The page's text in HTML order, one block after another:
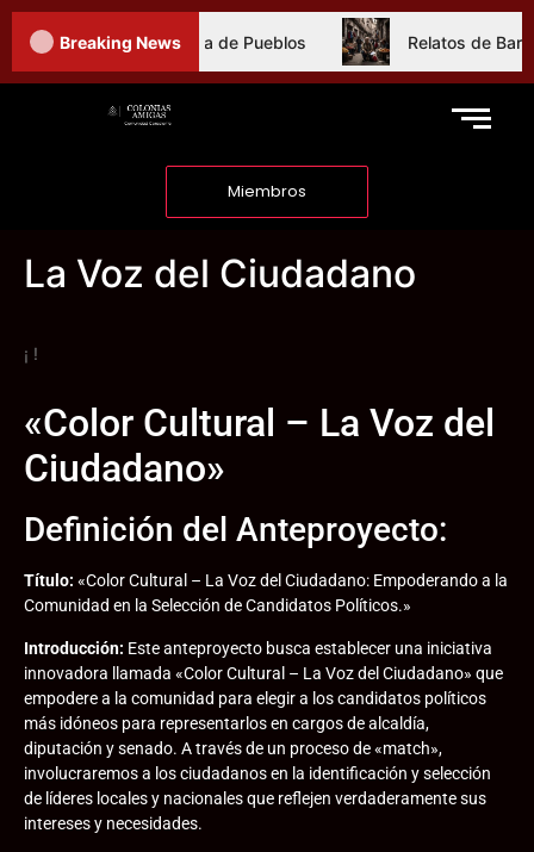
Breaking News
México, Espejo y Forja de Pueblos Relatos de Barrio:
Miembros
La Voz del Ciudadano
¡ !
«Color Cultural – La Voz del
Ciudadano»
Definición del Anteproyecto:
Título: «Color Cultural – La Voz del Ciudadano: Empoderando a la
Comunidad en la Selección de Candidatos Políticos.»
Introducción: Este anteproyecto busca establecer una iniciativa
innovadora llamada «Color Cultural – La Voz del Ciudadano» que
empodere a la comunidad para elegir a los candidatos políticos
más idóneos para representarlos en cargos de alcaldía,
diputación y senado. A través de un proceso de «match»,
involucraremos a los ciudadanos en la identificación y selección
de líderes locales y nacionales que reflejen verdaderamente sus
intereses y necesidades.